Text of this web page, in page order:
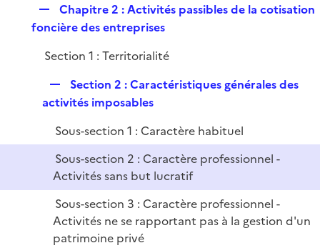
r
e
r
p
l
e
r
e
l
r
Chapitre 2 : Activités passibles de la cotisation
foncière des entreprises
Section 1 : Territorialité
e
l
r
Section 2 : Caractéristiques générales des
activités imposables
Sous-section 1 : Caractère habituel
Sous-section 2 : Caractère professionnel -
Activités sans but lucratif
Sous-section 3 : Caractère professionnel -
Activités ne se rapportant pas à la gestion d'un
patrimoine privé